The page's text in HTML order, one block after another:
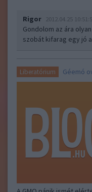
Rigor 2012.04.25
Gondolom az ára
szobát kifarag egy jó
Liberatórium Géemó